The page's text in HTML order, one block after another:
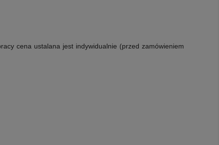
cena ustalana jest indywidualnie (przed zamówieniem